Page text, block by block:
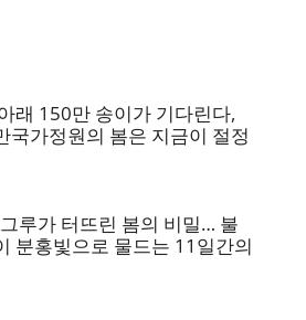
래 150만 송이가 기다린다,
국가정원의 봄은 지금이 절정
루가 터뜨린 봄의 비밀… 불
분홍빛으로 물드는 11일간의